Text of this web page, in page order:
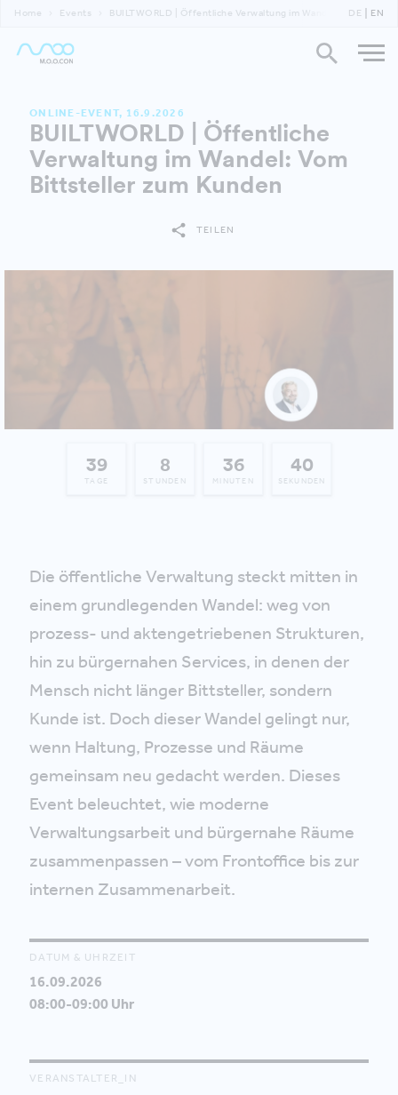
Home Events BUILTWORLD | Öffentliche Verwaltung im Wandel DE EN
ONLINE-EVENT, 16.9.2026
BUILTWORLD | Öffentliche
Verwaltung im Wandel: Vom
Bittsteller zum Kunden
TEILEN
39
TAGE
8
STUNDEN
36
MINUTEN
40
SEKUNDEN
Die öffentliche Verwaltung steckt mitten in
einem grundlegenden Wandel: weg von
prozess- und aktengetriebenen Strukturen,
hin zu bürgernahen Services, in denen der
Mensch nicht länger Bittsteller, sondern
Kunde ist. Doch dieser Wandel gelingt nur,
wenn Haltung, Prozesse und Räume
gemeinsam neu gedacht werden. Dieses
Event beleuchtet, wie moderne
Verwaltungsarbeit und bürgernahe Räume
zusammenpassen – vom Frontoffice bis zur
internen Zusammenarbeit.
DATUM & UHRZEIT
16.09.2026
08:00-09:00 Uhr
VERANSTALTER_IN